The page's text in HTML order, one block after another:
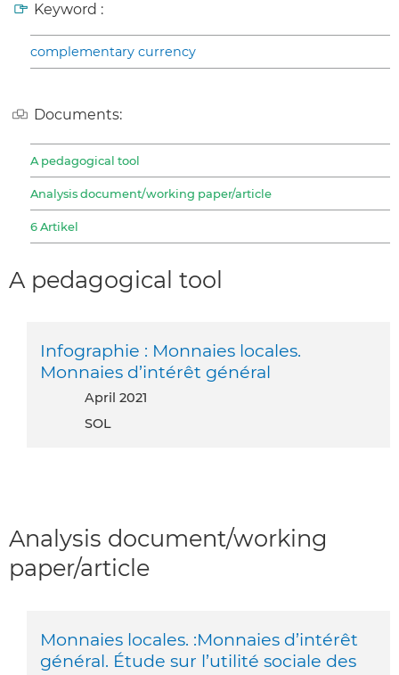
Keyword :
complementary currency
Documents:
A pedagogical tool
Analysis document/working paper/article
6 Artikel
A pedagogical tool
Infographie : Monnaies locales.
Monnaies d’intérêt général
April 2021
SOL
Analysis document/working
paper/article
Monnaies locales. :Monnaies d’intérêt
général. Étude sur l’utilité sociale des